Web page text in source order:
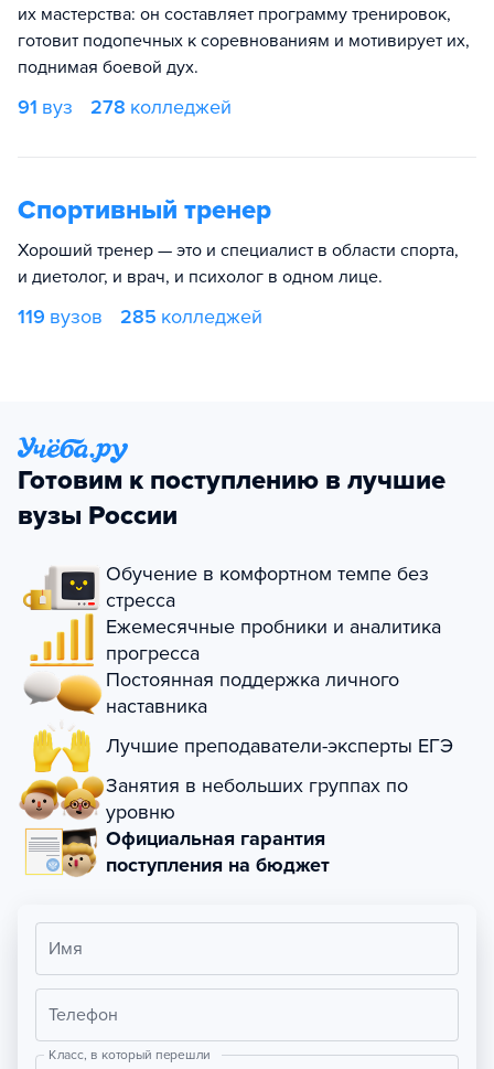
их мастерства: он составляет программу тренировок,
готовит подопечных к соревнованиям и мотивирует их,
поднимая боевой дух.
91 вуз 278 колледжей
Спортивный тренер
Хороший тренер — это и специалист в области спорта,
и диетолог, и врач, и психолог в одном лице.
119 вузов 285 колледжей
Готовим к поступлению в лучшие
вузы России
Обучение в комфортном темпе без
стресса
Ежемесячные пробники и аналитика
прогресса
Постоянная поддержка личного
наставника
Лучшие преподаватели-эксперты ЕГЭ
Занятия в небольших группах по
уровню
Официальная гарантия
поступления на бюджет
Имя
Телефон
Класс, в который перешли